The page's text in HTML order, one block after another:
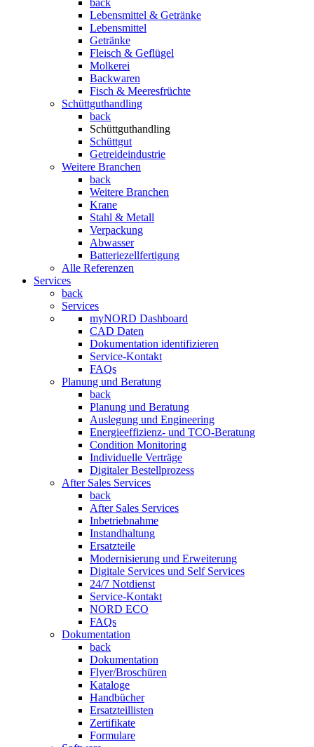
back
Lebensmittel & Getränke
Lebensmittel
Getränke
Fleisch & Geflügel
Molkerei
Backwaren
Fisch & Meeresfrüchte
Schüttguthandling
back
Schüttguthandling
Schüttgut
Getreideindustrie
Weitere Branchen
back
Weitere Branchen
Krane
Stahl & Metall
Verpackung
Abwasser
Batteriezellfertigung
Alle Referenzen
Services
back
Services
myNORD Dashboard
CAD Daten
Dokumentation identifizieren
Service-Kontakt
FAQs
Planung und Beratung
back
Planung und Beratung
Auslegung und Engineering
Energieeffizienz- und TCO-Beratung
Condition Monitoring
Individuelle Verträge
Digitaler Bestellprozess
After Sales Services
back
After Sales Services
Inbetriebnahme
Instandhaltung
Ersatzteile
Modernisierung und Erweiterung
Digitale Services und Self Services
24/7 Notdienst
Service-Kontakt
NORD ECO
FAQs
Dokumentation
back
Dokumentation
Flyer/Broschüren
Kataloge
Handbücher
Ersatzteillisten
Zertifikate
Formulare